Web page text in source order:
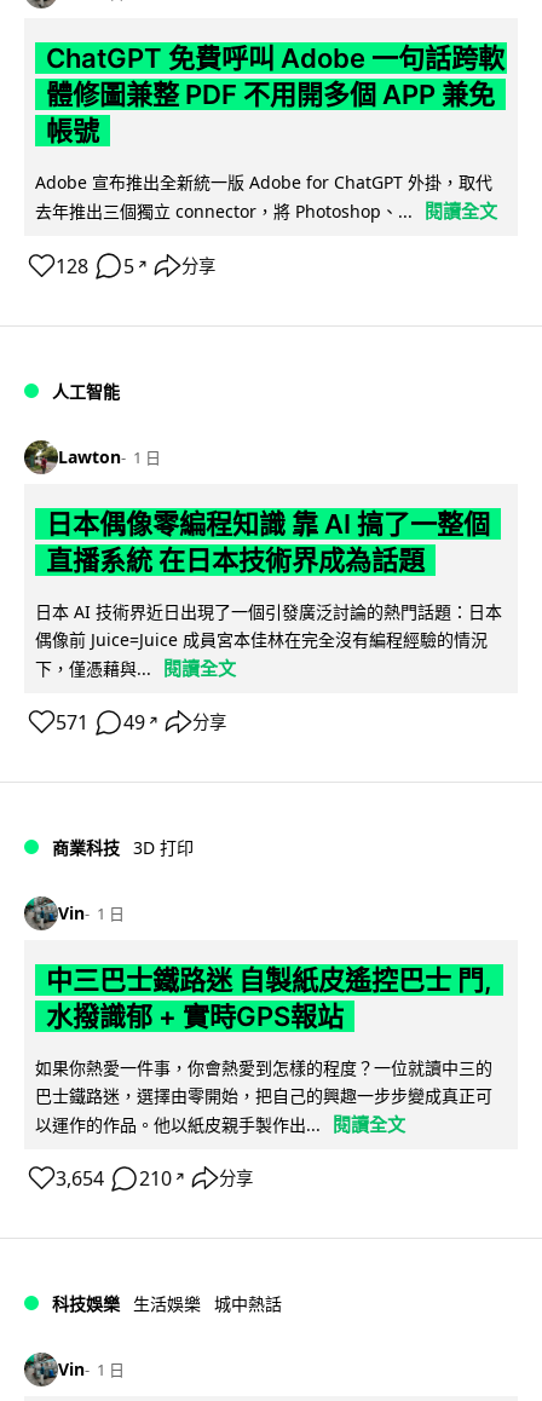
ChatGPT 免費呼叫 Adobe 一句話跨軟
體修圖兼整 PDF 不用開多個 APP 兼免
帳號
Adobe 宣布推出全新統一版 Adobe for ChatGPT 外掛，取代
去年推出三個獨立 connector，將 Photoshop、...
閱讀全文
128 5 ↗ 分享
人工智能
Lawton 1 日
日本偶像零編程知識 靠 AI 搞了一整個
直播系統 在日本技術界成為話題
日本 AI 技術界近日出現了一個引發廣泛討論的熱門話題：日本
偶像前 Juice=Juice 成員宮本佳林在完全沒有編程經驗的情況
下，僅憑藉與...
閱讀全文
571 49 ↗ 分享
商業科技 3D 打印
Vin 1 日
中三巴士鐵路迷 自製紙皮遙控巴士 門,
水撥識郁 + 實時GPS報站
如果你熱愛一件事，你會熱愛到怎樣的程度？一位就讀中三的
巴士鐵路迷，選擇由零開始，把自己的興趣一步步變成真正可
以運作的作品。他以紙皮親手製作出...
閱讀全文
3,654 210 ↗ 分享
科技娛樂 生活娛樂 城中熱話
Vin 1 日